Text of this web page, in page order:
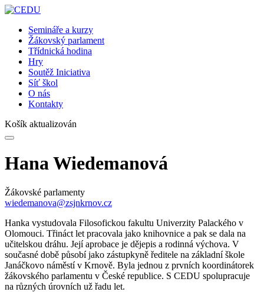
Semináře a kurzy
Žákovský parlament
Třídnická hodina
Hry
Soutěž Iniciativa
Síť škol
O nás
Kontakty
Košík aktualizován
Hana Wiedemanová
Žákovské parlamenty
wiedemanova@zsjnkrnov.cz
Hanka vystudovala Filosofickou fakultu Univerzity Palackého v
Olomouci. Třináct let pracovala jako knihovnice a pak se dala na
učitelskou dráhu. Její aprobace je dějepis a rodinná výchova. V
současné době působí jako zástupkyně ředitele na základní škole
Janáčkovo náměstí v Krnově. Byla jednou z prvních koordinátorek
žákovského parlamentu v České republice. S CEDU spolupracuje
na různých úrovních už řadu let.